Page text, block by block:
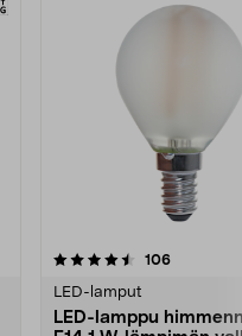
106arvostelut
LED-lamput
LED-lamppu
4.5viidestä